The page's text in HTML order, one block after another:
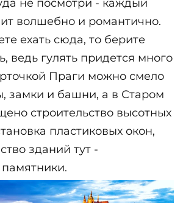
не посмотри - каждый
волшебно и романтично.
ехать сюда, то берите
ведь гулять придется много
Праги можно смело
замки и башни, а в Старом
строительство высотных
пластиковых окон,
зданий тут -